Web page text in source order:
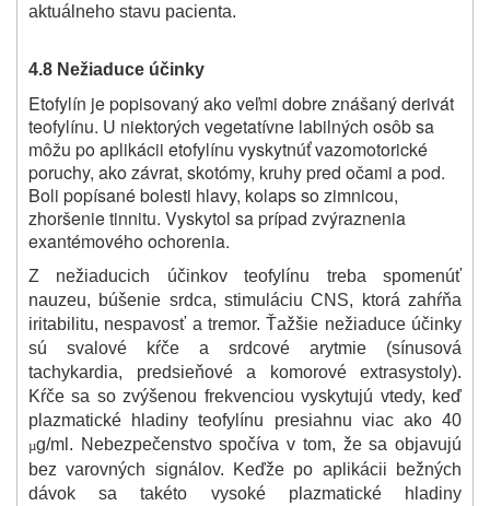
aktuálneho stavu pacienta.
4.8 Nežiaduce účinky
Etofylín je popisovaný ako veľmi dobre znášaný derivát
teofylínu. U niektorých vegetatívne labilných osôb sa
môžu po aplikácii etofylínu vyskytnúť vazomotorické
poruchy, ako závrat, skotómy, kruhy pred očami a pod.
Boli popísané bolesti hlavy, kolaps so zimnicou,
zhoršenie tinnitu. Vyskytol sa prípad zvýraznenia
exantémového ochorenia.
Z nežiaducich účinkov teofylínu treba spomenúť
nauzeu, búšenie srdca, stimuláciu CNS, ktorá zahŕňa
iritabilitu, nespavosť a tremor. Ťažšie nežiaduce účinky
sú svalové kŕče a srdcové arytmie (sínusová
tachykardia, predsieňové a komorové extrasystoly).
Kŕče sa so zvýšenou frekvenciou vyskytujú vtedy, keď
plazmatické hladiny teofylínu presiahnu viac ako 40
µg/ml. Nebezpečenstvo spočíva v tom, že sa objavujú
bez varovných signálov. Keďže po aplikácii bežných
dávok sa takéto vysoké plazmatické hladiny